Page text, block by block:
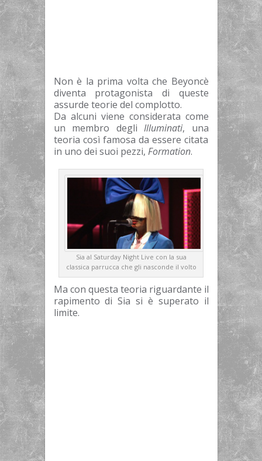
Non è la prima volta che Beyoncè
diventa protagonista di queste
assurde teorie del complotto.
Da alcuni viene considerata come
un membro degli Illuminati, una
teoria così famosa da essere citata
in uno dei suoi pezzi, Formation.
Sia al Saturday Night Live con la sua
classica parrucca che gli nasconde il volto
Ma con questa teoria riguardante il
rapimento di Sia si è superato il
limite.